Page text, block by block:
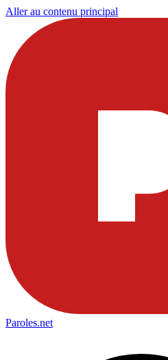
Aller au contenu principal
Paroles.net